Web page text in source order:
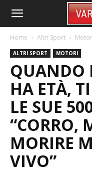
Home Altri Sport
ALTRI SPORT MOTORI
QUANDO
HA ETÀ,
LE SUE
“CORRO,
MORIRE
VIVO”